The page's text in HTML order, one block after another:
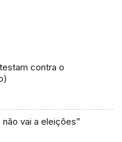
contra o
não vai a eleições”